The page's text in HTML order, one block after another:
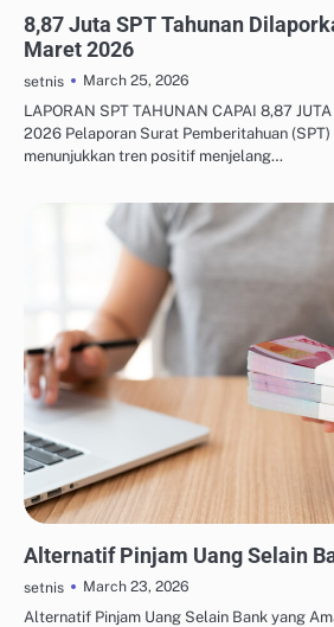
8,87 Juta SPT Tahunan
Maret 2026
setnis
March 25, 2026
LAPORAN SPT TAHUNAN CAPAI 8,87
2026 Pelaporan Surat Pemberitahuan (SPT)
menunjukkan tren positif menjelang…
Alternatif Pinjam Uang Selain
setnis
March 23, 2026
Alternatif Pinjam Uang Selain Bank yang